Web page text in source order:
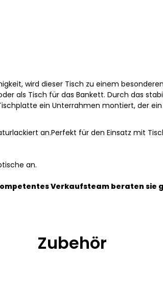
wird dieser Tisch zu einem
als Tisch für das Bankett. Durch das
ein Unterrahmen montiert, der
an.Perfekt für den Einsatz mit
an.
Verkaufsteam beraten sie
Zubehör